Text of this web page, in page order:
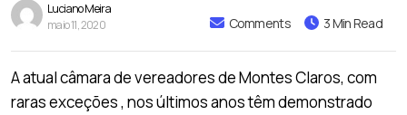
Luciano Meira
maio 11, 2020
Comments 3 Min Read
A atual câmara de vereadores de Montes Claros, com
raras exceções , nos últimos anos têm demonstrado